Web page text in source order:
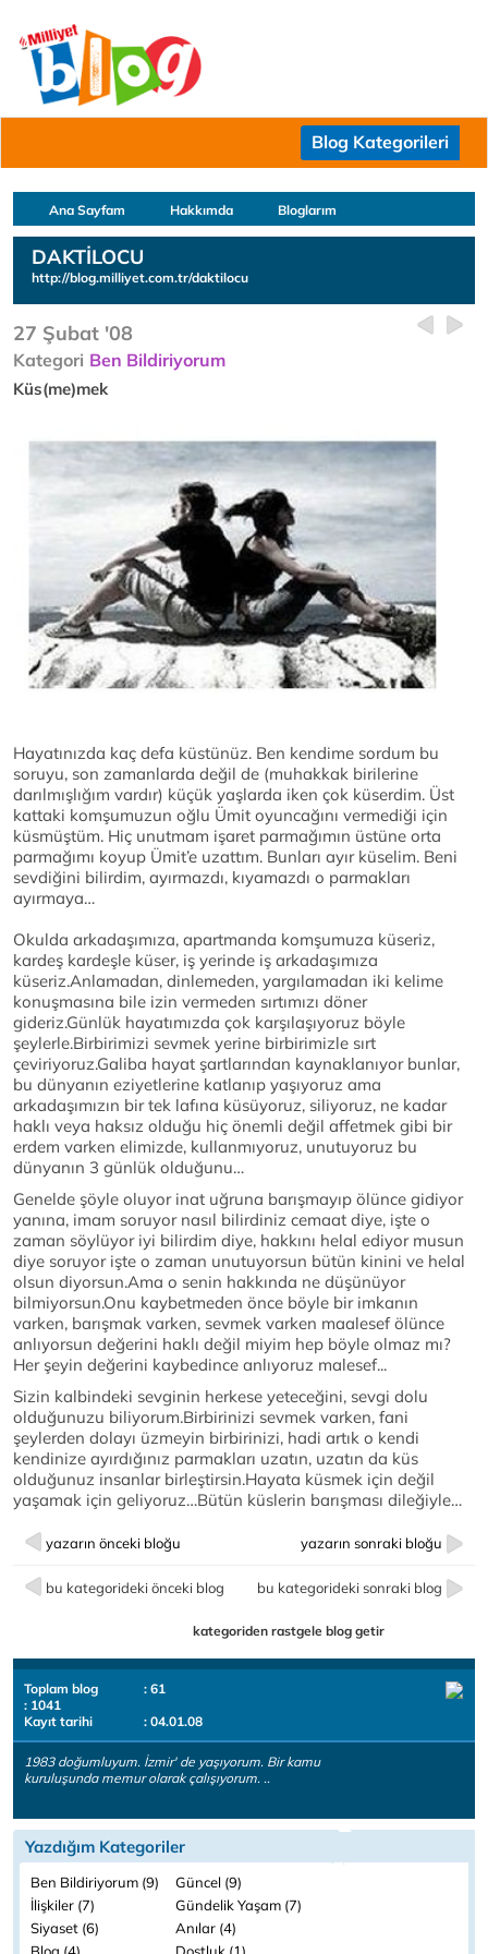
Blog Kategorileri
Ana Sayfam Hakkımda Bloglarım
DAKTİLOCU
http://blog.milliyet.com.tr/daktilocu
27 Şubat '08
Kategori Ben Bildiriyorum
Küs(me)mek
Hayatınızda kaç defa küstünüz. Ben kendime sordum bu
soruyu, son zamanlarda değil de (muhakkak birilerine
darılmışlığım vardır) küçük yaşlarda iken çok küserdim. Üst
kattaki komşumuzun oğlu Ümit oyuncağını vermediği için
küsmüştüm. Hiç unutmam işaret parmağımın üstüne orta
parmağımı koyup Ümit’e uzattım. Bunları ayır küselim. Beni
sevdiğini bilirdim, ayırmazdı, kıyamazdı o parmakları
ayırmaya…
Okulda arkadaşımıza, apartmanda komşumuza küseriz,
kardeş kardeşle küser, iş yerinde iş arkadaşımıza
küseriz.Anlamadan, dinlemeden, yargılamadan iki kelime
konuşmasına bile izin vermeden sırtımızı döner
gideriz.Günlük hayatımızda çok karşılaşıyoruz böyle
şeylerle.Birbirimizi sevmek yerine birbirimizle sırt
çeviriyoruz.Galiba hayat şartlarından kaynaklanıyor bunlar,
bu dünyanın eziyetlerine katlanıp yaşıyoruz ama
arkadaşımızın bir tek lafına küsüyoruz, siliyoruz, ne kadar
haklı veya haksız olduğu hiç önemli değil affetmek gibi bir
erdem varken elimizde, kullanmıyoruz, unutuyoruz bu
dünyanın 3 günlük olduğunu…
Genelde şöyle oluyor inat uğruna barışmayıp ölünce gidiyor
yanına, imam soruyor nasıl bilirdiniz cemaat diye, işte o
zaman söylüyor iyi bilirdim diye, hakkını helal ediyor musun
diye soruyor işte o zaman unutuyorsun bütün kinini ve helal
olsun diyorsun.Ama o senin hakkında ne düşünüyor
bilmiyorsun.Onu kaybetmeden önce böyle bir imkanın
varken, barışmak varken, sevmek varken maalesef ölünce
anlıyorsun değerini haklı değil miyim hep böyle olmaz mı?
Her şeyin değerini kaybedince anlıyoruz malesef...
Sizin kalbindeki sevginin herkese yeteceğini, sevgi dolu
olduğunuzu biliyorum.Birbirinizi sevmek varken, fani
şeylerden dolayı üzmeyin birbirinizi, hadi artık o kendi
kendinize ayırdığınız parmakları uzatın, uzatın da küs
olduğunuz insanlar birleştirsin.Hayata küsmek için değil
yaşamak için geliyoruz…Bütün küslerin barışması dileğiyle…
yazarın önceki bloğu yazarın sonraki bloğu
bu kategorideki önceki blog bu kategorideki sonraki blog
kategoriden rastgele blog getir
Toplam blog
: 61
: 1041
Kayıt tarihi
: 04.01.08
1983 doğumluyum. İzmir' de yaşıyorum. Bir kamu
kuruluşunda memur olarak çalışıyorum. ..
Yazdığım Kategoriler
Ben Bildiriyorum (9)
Güncel (9)
İlişkiler (7)
Gündelik Yaşam (7)
Siyaset (6)
Anılar (4)